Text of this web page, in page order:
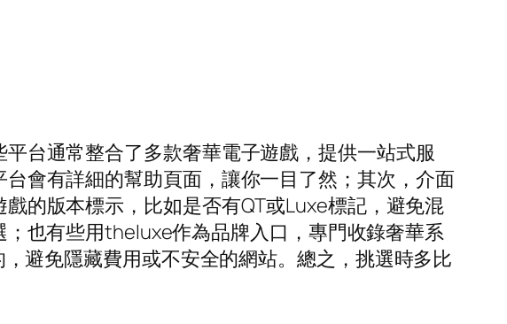
台通常整合了多款奢華電子遊戲，提供一站式服
會有詳細的幫助頁面，讓你一目了然；其次，介面
的版本標示，比如是否有QT或Luxe標記，避免混
也有些用theluxe作為品牌入口，專門收錄奢華系
避免隱藏費用或不安全的網站。總之，挑選時多比